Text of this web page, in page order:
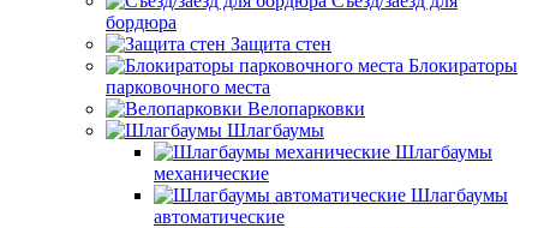
бордюра
Защита стен
Блокираторы
парковочного места
Велопарковки
Шлагбаумы
Шлагбаумы
механические
Шлагбаумы
автоматические